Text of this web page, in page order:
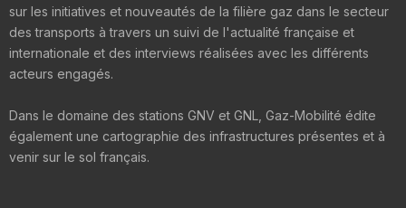
sur les initiatives et nouveautés de la filière gaz dans le secteur
des transports à travers un suivi de l'actualité française et
internationale et des interviews réalisées avec les différents
acteurs engagés.
Dans le domaine des stations GNV et GNL, Gaz-Mobilité édite
également une cartographie des infrastructures présentes et à
venir sur le sol français.